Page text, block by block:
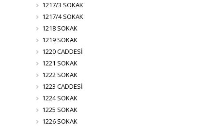
1217/3 SOKAK
1217/4 SOKAK
1218 SOKAK
1219 SOKAK
1220 CADDESİ
1221 SOKAK
1222 SOKAK
1223 CADDESİ
1224 SOKAK
1225 SOKAK
1226 SOKAK